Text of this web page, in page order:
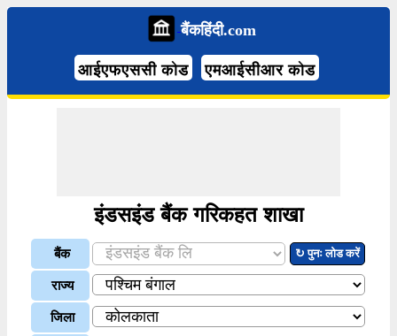
बैंकहिंदी.com
आईएफएससी कोड एमआईसीआर कोड
इंडसइंड बैंक गरिकहत शाखा
बैंक ↻ पुनः लोड करें
राज्य
जिला